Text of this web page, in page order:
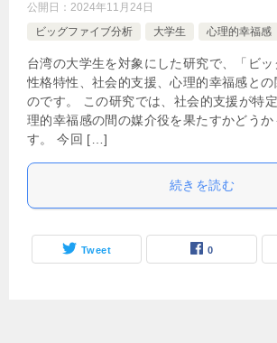
公開日： 2024年11月24日
ビッグファイブ分析
大学生 心理的幸福感
台湾の大学生を対象にした研究で、「ビ
性格特性、社会的支援、心理的幸福感との
のです。 この研究では、社会的支援が特
理的幸福感の間の媒介役を果たすかどうか
す。 今回 […]
続きを読む
Tweet 0